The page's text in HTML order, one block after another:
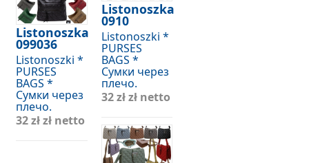
Listonoszka
099036
Listonoszki *
PURSES
BAGS *
Сумки через
плечо.
32 złzł netto
Listonoszka
0910
Listonoszki *
PURSES
BAGS *
Сумки через
плечо.
32 złzł netto